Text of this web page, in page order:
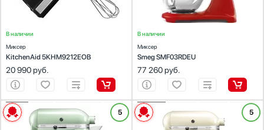
В наличии
Миксер
KitchenAid 5KHM9212EOB
20 990руб.
В наличии
Миксер
Smeg SMF03RDEU
77 260руб.
ХАРАКТЕРИСТИКИ
Цвет:
фисташковый
5 ХАРАКТЕРИСТИКИ
Цвет:
5